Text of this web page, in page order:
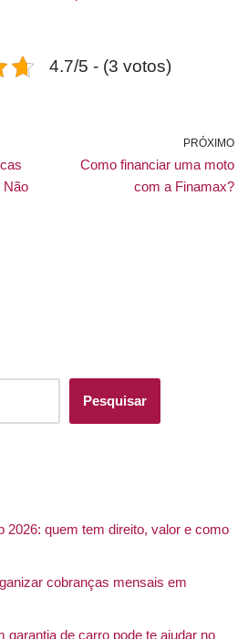
4.7/5 - (3 votos)
Não
PRÓXIMO
Como financiar uma moto
com a Finamax?
Pesquisar
2026: quem tem direito, valor e como
cobranças mensais em
garantia de carro pode te ajudar no